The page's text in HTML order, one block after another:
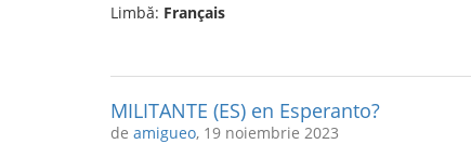
Limbă: Français
MILITANTE (ES) en Esperanto?
de amigueo, 19 noiembrie 2023